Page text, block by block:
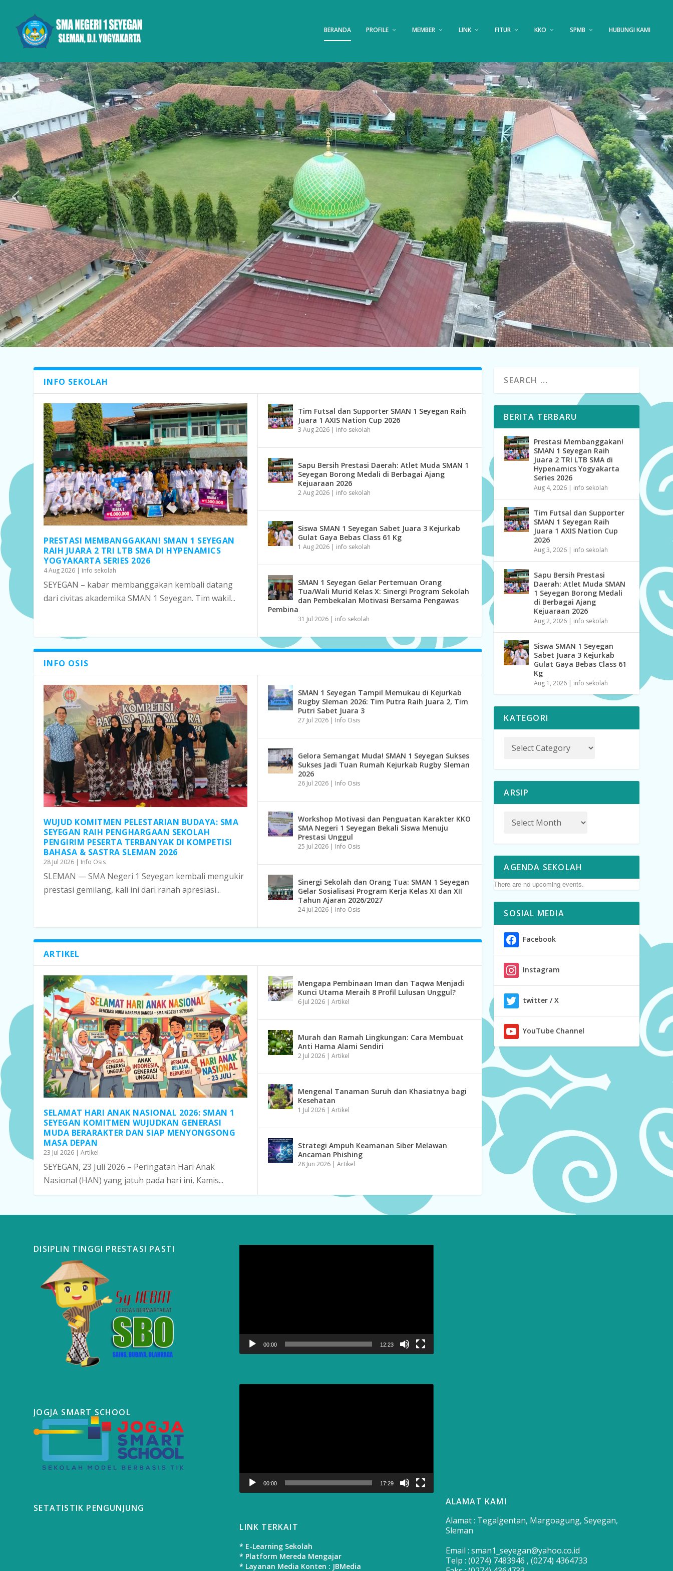
BERANDA PROFILE MEMBER LINK FITUR KKO SPMB HUBUNGI KAMI
INFO SEKOLAH
PRESTASI MEMBANGGAKAN! SMAN 1 SEYEGAN
RAIH JUARA 2 TRI LTB SMA DI HYPENAMICS
YOGYAKARTA SERIES 2026
4 Aug 2026 | info sekolah
SEYEGAN – kabar membanggakan kembali datang
dari civitas akademika SMAN 1 Seyegan. Tim wakil...
Tim Futsal dan Supporter SMAN 1 Seyegan Raih
Juara 1 AXIS Nation Cup 2026
3 Aug 2026| info sekolah
Sapu Bersih Prestasi Daerah: Atlet Muda SMAN 1
Seyegan Borong Medali di Berbagai Ajang
Kejuaraan 2026
2 Aug 2026| info sekolah
Siswa SMAN 1 Seyegan Sabet Juara 3 Kejurkab
Gulat Gaya Bebas Class 61 Kg
1 Aug 2026| info sekolah
SMAN 1 Seyegan Gelar Pertemuan Orang
Tua/Wali Murid Kelas X: Sinergi Program Sekolah
dan Pembekalan Motivasi Bersama Pengawas
Pembina
31 Jul 2026| info sekolah
INFO OSIS
WUJUD KOMITMEN PELESTARIAN BUDAYA: SMA
SEYEGAN RAIH PENGHARGAAN SEKOLAH
PENGIRIM PESERTA TERBANYAK DI KOMPETISI
BAHASA & SASTRA SLEMAN 2026
28 Jul 2026 | Info Osis
SLEMAN — SMA Negeri 1 Seyegan kembali mengukir
prestasi gemilang, kali ini dari ranah apresiasi...
SMAN 1 Seyegan Tampil Memukau di Kejurkab
Rugby Sleman 2026: Tim Putra Raih Juara 2, Tim
Putri Sabet Juara 3
27 Jul 2026| Info Osis
Gelora Semangat Muda! SMAN 1 Seyegan Sukses
Sukses Jadi Tuan Rumah Kejurkab Rugby Sleman
2026
26 Jul 2026| Info Osis
Workshop Motivasi dan Penguatan Karakter KKO
SMA Negeri 1 Seyegan Bekali Siswa Menuju
Prestasi Unggul
25 Jul 2026| Info Osis
Sinergi Sekolah dan Orang Tua: SMAN 1 Seyegan
Gelar Sosialisasi Program Kerja Kelas XI dan XII
Tahun Ajaran 2026/2027
24 Jul 2026| Info Osis
ARTIKEL
SELAMAT HARI ANAK NASIONAL 2026: SMAN 1
SEYEGAN KOMITMEN WUJUDKAN GENERASI
MUDA BERARAKTER DAN SIAP MENYONGSONG
MASA DEPAN
23 Jul 2026 |Artikel
SEYEGAN, 23 Juli 2026 – Peringatan Hari Anak
Nasional (HAN) yang jatuh pada hari ini, Kamis...
Mengapa Pembinaan Iman dan Taqwa Menjadi
Kunci Utama Meraih 8 Profil Lulusan Unggul?
6 Jul 2026| Artikel
Murah dan Ramah Lingkungan: Cara Membuat
Anti Hama Alami Sendiri
2 Jul 2026| Artikel
Mengenal Tanaman Suruh dan Khasiatnya bagi
Kesehatan
1 Jul 2026| Artikel
Strategi Ampuh Keamanan Siber Melawan
Ancaman Phishing
28 Jun 2026| Artikel
BERITA TERBARU
Prestasi Membanggakan!
SMAN 1 Seyegan Raih
Juara 2 TRI LTB SMA di
Hypenamics Yogyakarta
Series 2026
Aug 4, 2026 | info sekolah
Tim Futsal dan Supporter
SMAN 1 Seyegan Raih
Juara 1 AXIS Nation Cup
2026
Aug 3, 2026 | info sekolah
Sapu Bersih Prestasi
Daerah: Atlet Muda SMAN
1 Seyegan Borong Medali
di Berbagai Ajang
Kejuaraan 2026
Aug 2, 2026 | info sekolah
Siswa SMAN 1 Seyegan
Sabet Juara 3 Kejurkab
Gulat Gaya Bebas Class 61
Kg
Aug 1, 2026 | info sekolah
KATEGORI
ARSIP
AGENDA SEKOLAH
There are no upcoming events.
SOSIAL MEDIA
Facebook
Instagram
twitter / X
YouTube Channel
DISIPLIN TINGGI PRESTASI PASTI
JOGJA SMART SCHOOL
SETATISTIK PENGUNJUNG
00:00 12:23
00:00 17:29
LINK TERKAIT
* E-Learning Sekolah
* Platform Mereda Mengajar
* Layanan Media Konten : JBMedia
ALAMAT KAMI
Alamat : Tegalgentan, Margoagung, Seyegan,
Sleman
Email : sman1_seyegan@yahoo.co.id
Telp : (0274) 7483946 , (0274) 4364733